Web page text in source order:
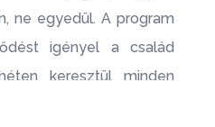
ne egyedül. A program
igényel a család
keresztül minden